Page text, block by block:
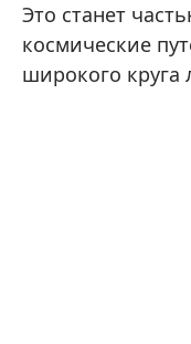
Это станет
космические
широкого круга